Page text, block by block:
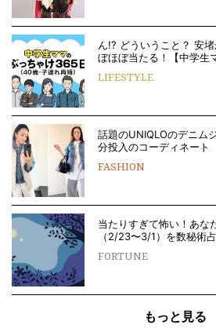
ん!? どういうこと？ 安
ぼほぼ当たる！【中学生
LIFESTYLE
話題のUNIQLOのデニム
分投入のコーディネート
FASHION
当たりすぎて怖い！あな
（2/23〜3/1）を数秘術
FORTUNE
もっと見る